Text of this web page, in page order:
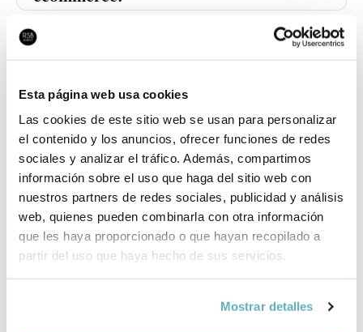
Esta página web usa cookies
Las cookies de este sitio web se usan para personalizar
el contenido y los anuncios, ofrecer funciones de redes
sociales y analizar el tráfico. Además, compartimos
información sobre el uso que haga del sitio web con
nuestros partners de redes sociales, publicidad y análisis
web, quienes pueden combinarla con otra información
que les haya proporcionado o que hayan recopilado a
partir del uso que haya hecho de sus servicios.
Mostrar detalles
Estratègia digital
Què inclou exactament una estratègia
digital de RSB?
Només planifiqueu o també executeu
el que proposeu?
En quant de temps arriben els
resultats?
Paid Media (SEM / Social Ads)